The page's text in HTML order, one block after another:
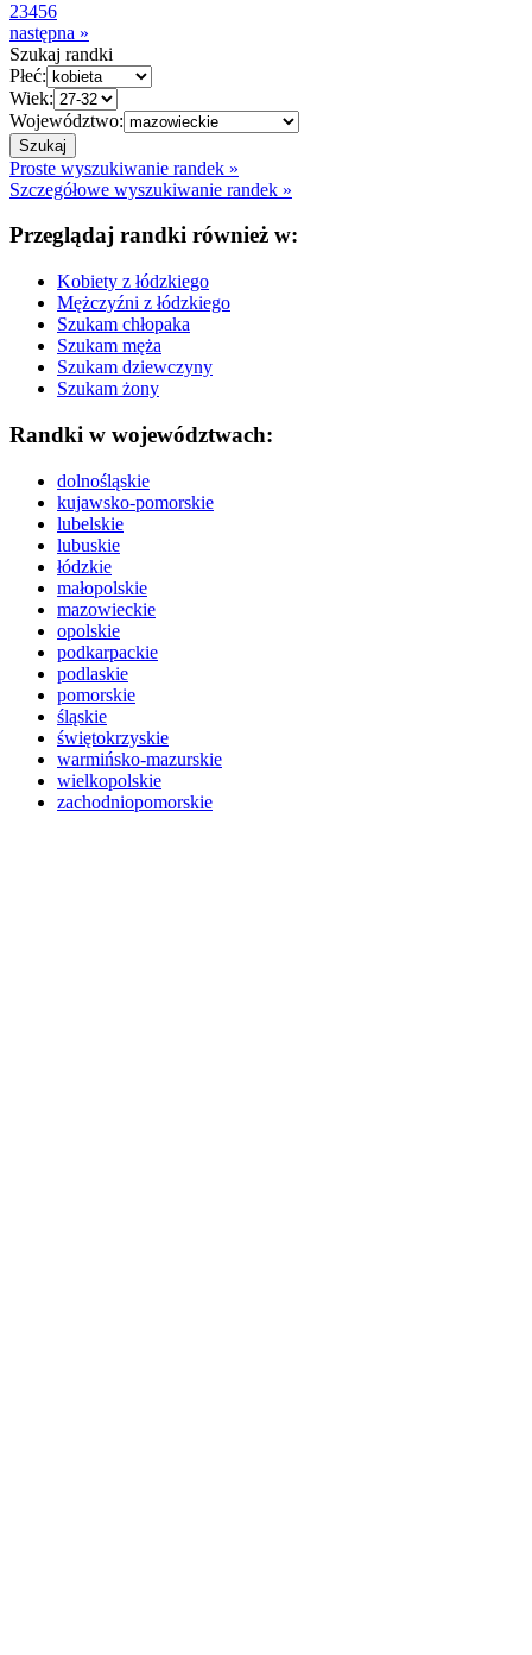
23456
następna »
Szukaj randki
Płeć:
Wiek:
Województwo:
Proste wyszukiwanie randek »
Szczegółowe wyszukiwanie randek »
Przeglądaj randki również w:
Kobiety z łódzkiego
Mężczyźni z łódzkiego
Szukam chłopaka
Szukam męża
Szukam dziewczyny
Szukam żony
Randki w województwach:
dolnośląskie
kujawsko-pomorskie
lubelskie
lubuskie
łódzkie
małopolskie
mazowieckie
opolskie
podkarpackie
podlaskie
pomorskie
śląskie
świętokrzyskie
warmińsko-mazurskie
wielkopolskie
zachodniopomorskie